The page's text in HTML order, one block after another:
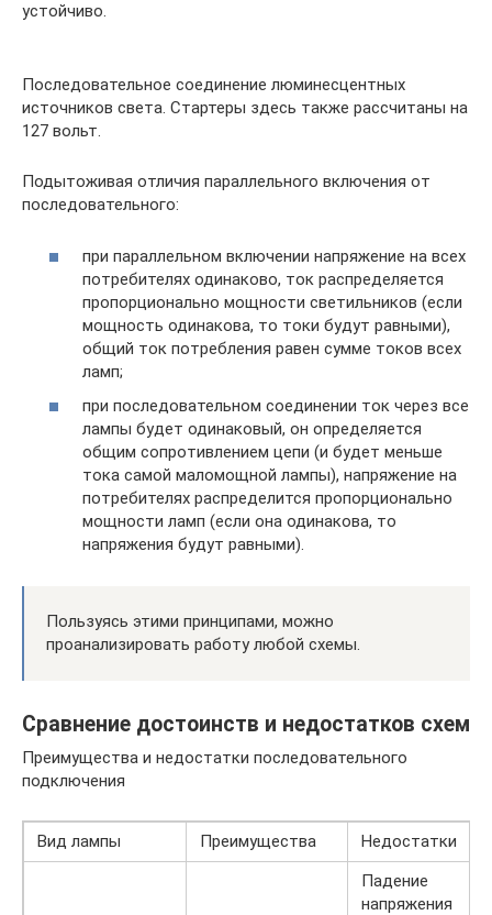
устойчиво.
Последовательное соединение люминесцентных
источников света. Стартеры здесь также рассчитаны на
127 вольт.
Подытоживая отличия параллельного включения от
последовательного:
при параллельном включении напряжение на всех
потребителях одинаково, ток распределяется
пропорционально мощности светильников (если
мощность одинакова, то токи будут равными),
общий ток потребления равен сумме токов всех
ламп;
при последовательном соединении ток через все
лампы будет одинаковый, он определяется
общим сопротивлением цепи (и будет меньше
тока самой маломощной лампы), напряжение на
потребителях распределится пропорционально
мощности ламп (если она одинакова, то
напряжения будут равными).
Пользуясь этими принципами, можно
проанализировать работу любой схемы.
Сравнение достоинств и недостатков схем
Преимущества и недостатки последовательного
подключения
Вид лампы Преимущества Недостатки
Падение
напряжения